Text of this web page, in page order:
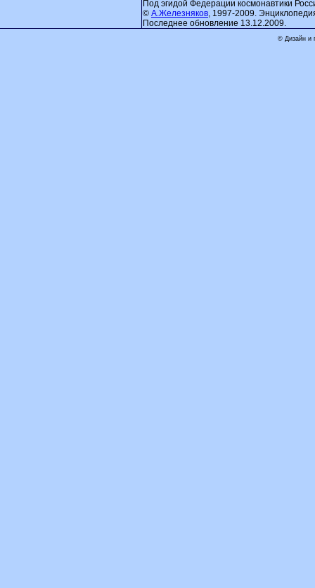
Под эгидой Федерации космонавтики
© А.Железняков, 1997-2009.
Последнее обновление 13.12.2009.
© Дизайн и